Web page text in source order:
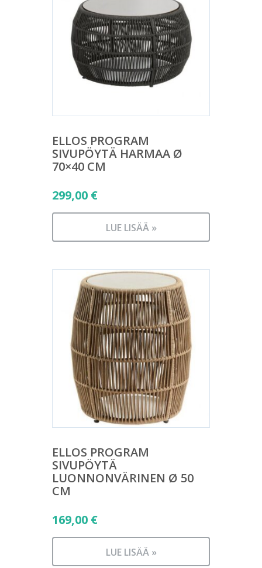
ELLOS PROGRAM
SIVUPÖYTÄ HARMAA Ø
70×40 CM
299,00 €
LUE LISÄÄ »
ELLOS PROGRAM
SIVUPÖYTÄ
LUONNONVÄRINEN Ø 50
CM
169,00 €
LUE LISÄÄ »